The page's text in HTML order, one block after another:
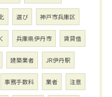
選び 神戸市兵庫区
兵庫県伊丹市 賃貸借
建築業者 JR伊丹駅
事務手数料 業者 注意